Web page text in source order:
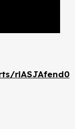
rlASJAfend0